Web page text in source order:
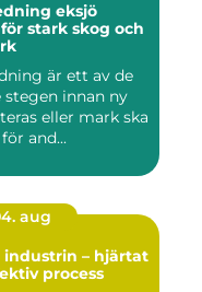
eksjö
stark skog och
är ett av de
innan ny
eller mark ska
and...
aug
industrin – hjärtat
process